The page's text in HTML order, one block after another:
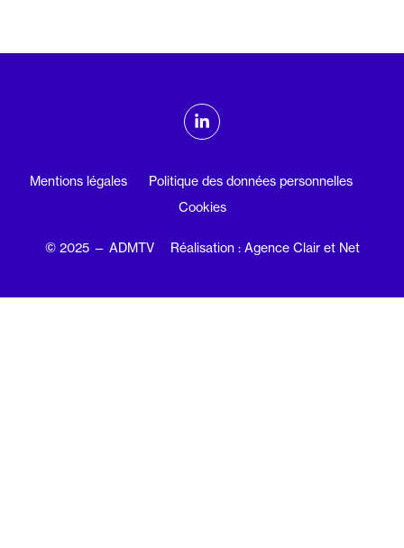
ADMTV sur les réseaux sociaux
Linkedin
Mentions légales
Politique des données personnelles
Cookies
© 2025 — ADMTV Réalisation : Agence Clair et Net